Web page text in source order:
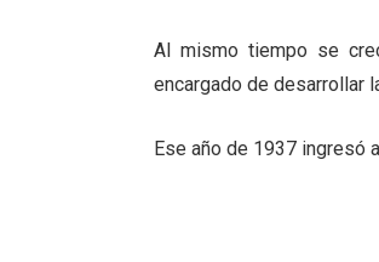
Al mismo tiempo se
encargado de desarrollar
Ese año de 1937 ingresó